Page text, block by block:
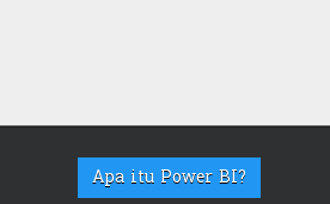
Apa itu Power BI?